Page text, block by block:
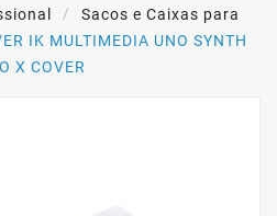
Sacos e Caixas para
IK MULTIMEDIA UNO SYNTH
X COVER